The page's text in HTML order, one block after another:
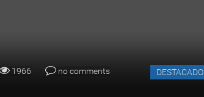
1966 no comments DESTACADO